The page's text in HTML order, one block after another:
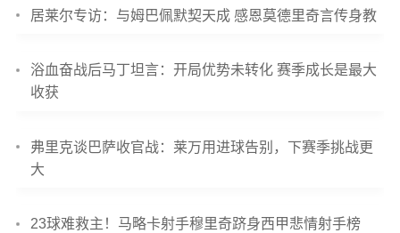
居莱尔专访：与姆巴佩默契天成 感恩莫德里奇言传身教
浴血奋战后马丁坦言：开局优势未转化 赛季成长是最大
收获
弗里克谈巴萨收官战：莱万用进球告别，下赛季挑战更
大
23球难救主！马略卡射手穆里奇跻身西甲悲情射手榜